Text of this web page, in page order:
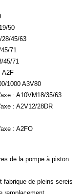
50
28/45/63
71
45/71
A2F
1000 A3V80
: A10VM18/35/63
: A2V12/28DR
: A2FO
de la pompe à piston
fabrique de pleins sereis